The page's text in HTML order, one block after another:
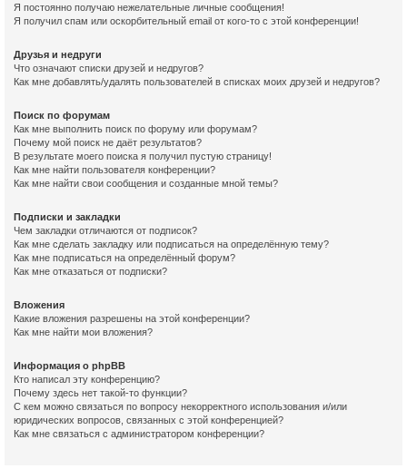
Я постоянно получаю нежелательные личные сообщения!
Я получил спам или оскорбительный email от кого-то с этой конференции!
Друзья и недруги
Что означают списки друзей и недругов?
Как мне добавлять/удалять пользователей в списках моих друзей и недругов?
Поиск по форумам
Как мне выполнить поиск по форуму или форумам?
Почему мой поиск не даёт результатов?
В результате моего поиска я получил пустую страницу!
Как мне найти пользователя конференции?
Как мне найти свои сообщения и созданные мной темы?
Подписки и закладки
Чем закладки отличаются от подписок?
Как мне сделать закладку или подписаться на определённую тему?
Как мне подписаться на определённый форум?
Как мне отказаться от подписки?
Вложения
Какие вложения разрешены на этой конференции?
Как мне найти мои вложения?
Информация о phpBB
Кто написал эту конференцию?
Почему здесь нет такой-то функции?
С кем можно связаться по вопросу некорректного использования и/или
юридических вопросов, связанных с этой конференцией?
Как мне связаться с администратором конференции?